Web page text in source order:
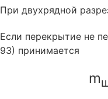
При двухрядной
Если перекрытие не
93) принимается
m